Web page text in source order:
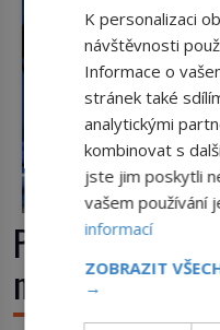
První plastické
nový nos rodí z
K personalizaci
návštěvnosti
Informace o
stránek také
analytickými
kombinovat s
jste jim poskytli
vašem používání
informací
ZOBRAZIT
→